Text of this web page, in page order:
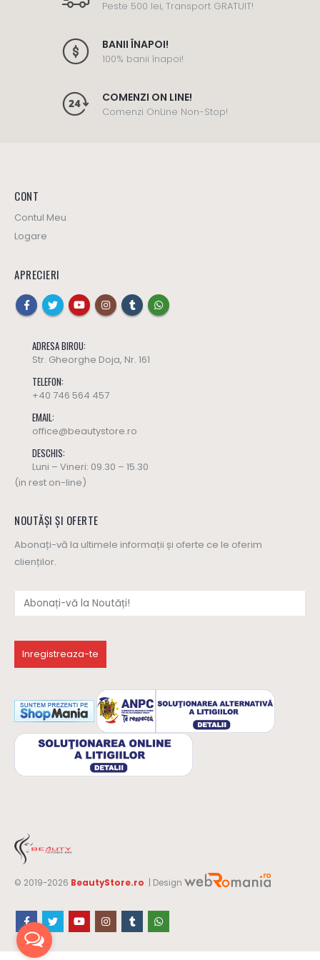
Peste 500 lei, Transport GRATUIT!
BANII ÎNAPOI!
100% banii înapoi!
COMENZI ON LINE!
Comenzi OnLine Non-Stop!
CONT
Contul Meu
Logare
APRECIERI
ADRESA BIROU:
Str. Gheorghe Doja, Nr. 161
TELEFON:
+40 746 564 457
EMAIL:
office@beautystore.ro
DESCHIS:
Luni – Vineri: 09.30 – 15.30
(in rest on-line)
NOUTĂȘI ȘI OFERTE
Abonați-vă la ultimele informații și oferte ce le oferim
clienților.
© 2019-2026 BeautyStore.ro | Design